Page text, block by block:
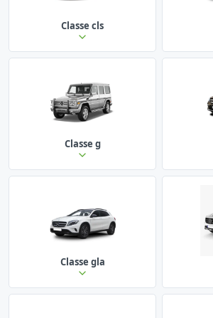
Classe cls
Classe g
Classe gla